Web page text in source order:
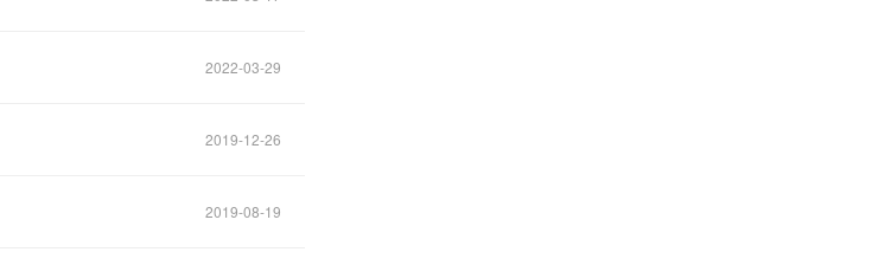
2022-03-29
2019-12-26
2019-08-19